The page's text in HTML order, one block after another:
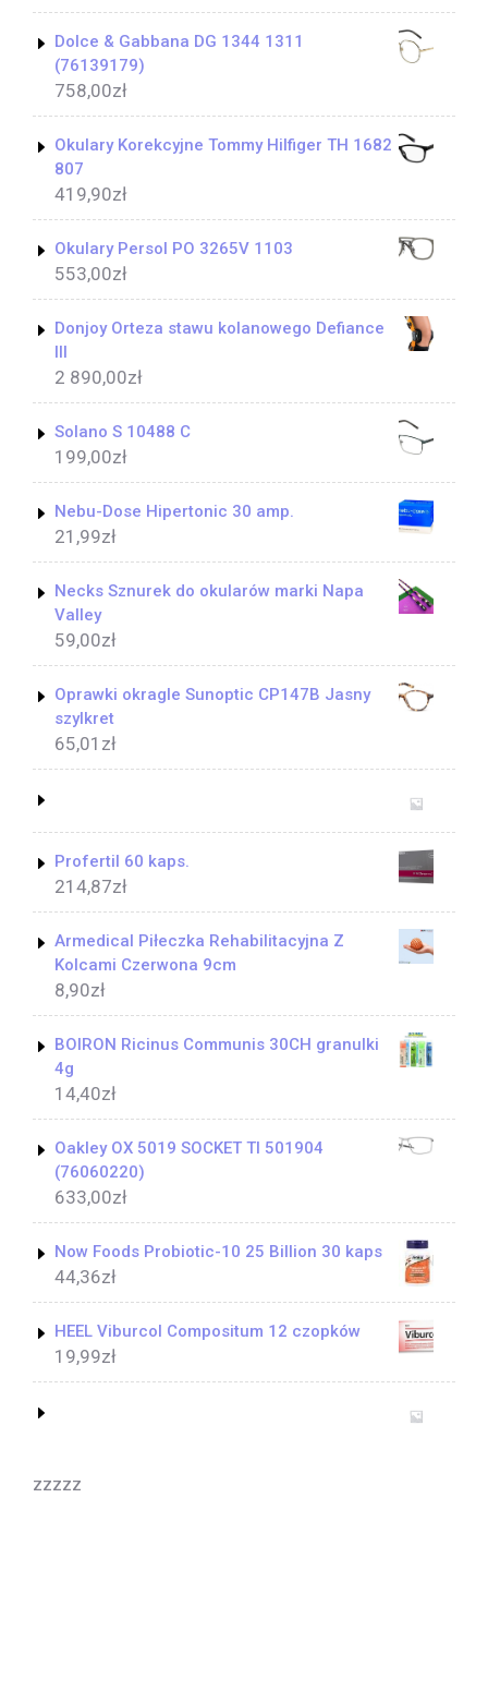
Dolce & Gabbana DG 1344 1311
(76139179)
758,00zł
Okulary Korekcyjne Tommy Hilfiger TH 1682
807
419,90zł
Okulary Persol PO 3265V 1103
553,00zł
Donjoy Orteza stawu kolanowego Defiance
III
2 890,00zł
Solano S 10488 C
199,00zł
Nebu-Dose Hipertonic 30 amp.
21,99zł
Necks Sznurek do okularów marki Napa
Valley
59,00zł
Oprawki okragle Sunoptic CP147B Jasny
szylkret
65,01 zł
Profertil 60 kaps.
214,87zł
Armedical Piłeczka Rehabilitacyjna Z
Kolcami Czerwona 9cm
8,90zł
BOIRON Ricinus Communis 30CH granulki
4g
14,40zł
Oakley OX 5019 SOCKET TI 501904
(76060220)
633,00zł
Now Foods Probiotic-10 25 Billion 30 kaps
44,36zł
HEEL Viburcol Compositum 12 czopków
19,99zł
zzzzz